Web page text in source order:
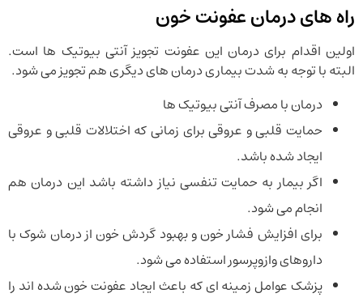
راه های درمان عفونت خون
اولین اقدام برای درمان این عفونت تجویز آنتی بیوتیک ها است.
البته با توجه به شدت بیماری درمان های دیگری هم تجویز می شود.
درمان با مصرف آنتی بیوتیک ها
حمایت قلبی و عروقی برای زمانی که اختلالات قلبی و عروقی
ایجاد شده باشد.
اگر بیمار به حمایت تنفسی نیاز داشته باشد این درمان هم
انجام می شود.
برای افزایش فشار خون و بهبود گردش خون از درمان شوک با
داروهای وازوپرسور استفاده می شود.
پزشک عوامل زمینه ای که باعث ایجاد عفونت خون شده اند را